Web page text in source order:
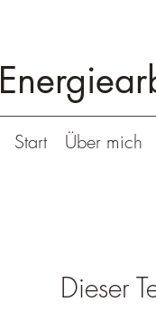
Start Über mich
Dieser